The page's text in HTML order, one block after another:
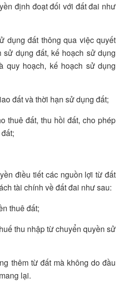
định đoạt đối với đất đai như
dụng đất thông qua việc quyết
sử dụng đất, kế hoạch sử dụng
quy hoạch, kế hoạch sử dụng
đất và thời hạn sử dụng đất;
thuê đất, thu hồi đất, cho phép
điều tiết các nguồn lợi từ đất
tài chính về đất đai như sau:
thuê đất;
thu nhập từ chuyển quyền sử
thêm từ đất mà không do đầu
lại.